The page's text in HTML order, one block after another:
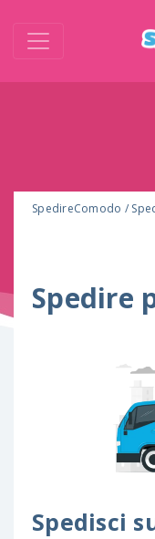
SpedireComodo /
Spedire
Spedisci